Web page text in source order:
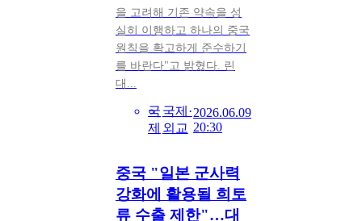
을 고려해 기존 약속을 성
실히 이행하고 하나의 중국
원칙을 확고하게 준수하기
를 바란다"고 밝혔다. 린
대...
국
제
국제·
외교
2026.06.09
20:30
중국 "일본 군사력
강화에 활용될 희토
류 수출 제한"…대